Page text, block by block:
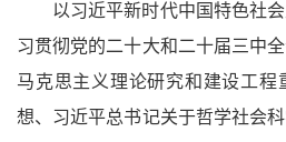
以习近平新时代中国特色社
习贯彻党的二十大和二十届三中
马克思主义理论研究和建设工程
想、习近平总书记关于哲学社会